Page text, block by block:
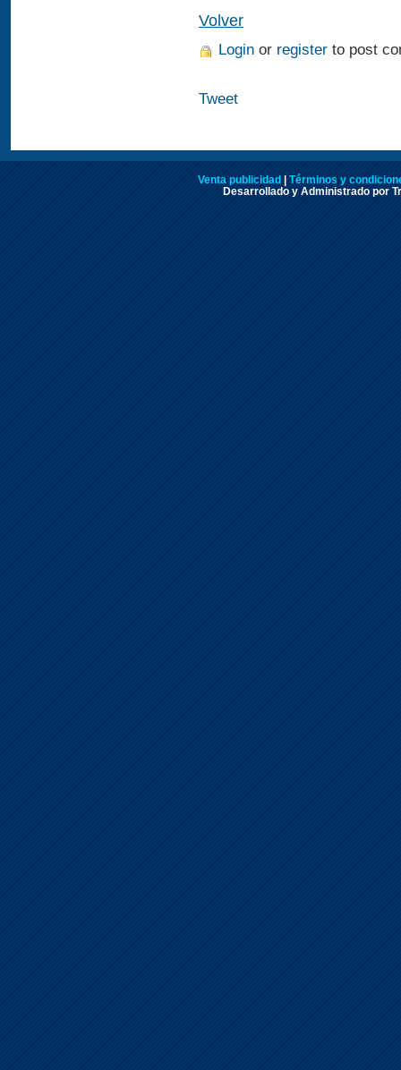
Volver
Login or register to post
Tweet
Venta publicidad
Términos y
Desarrollado y Administrado por